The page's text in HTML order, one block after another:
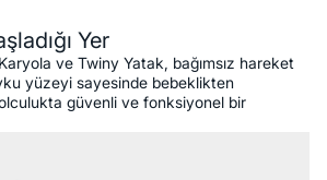
Yer
ve Twiny Yatak, bağımsız hareket
yüzeyi sayesinde bebeklikten
güvenli ve fonksiyonel bir